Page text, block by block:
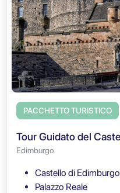
PACCHETTO TURISTICO
Edimburgo
Castello di Edimburgo
Palazzo Reale